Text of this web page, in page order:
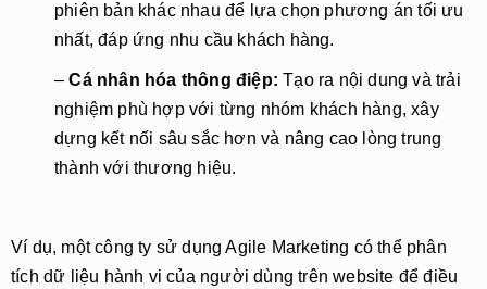
phiên bản khác nhau để lựa chọn phương án tối ưu
nhất, đáp ứng nhu cầu khách hàng.
–Cá nhân hóa thông điệp: Tạo ra nội dung và trải
nghiệm phù hợp với từng nhóm khách hàng, xây
dựng kết nối sâu sắc hơn và nâng cao lòng trung
thành với thương hiệu.
Ví dụ, một công ty sử dụng Agile Marketing có thể phân
tích dữ liệu hành vi của người dùng trên website để điều